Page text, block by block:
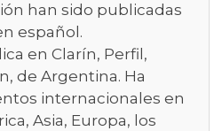
han sido publicadas
español.
en Clarín, Perfil,
de Argentina. Ha
internacionales en
Asia, Europa, los